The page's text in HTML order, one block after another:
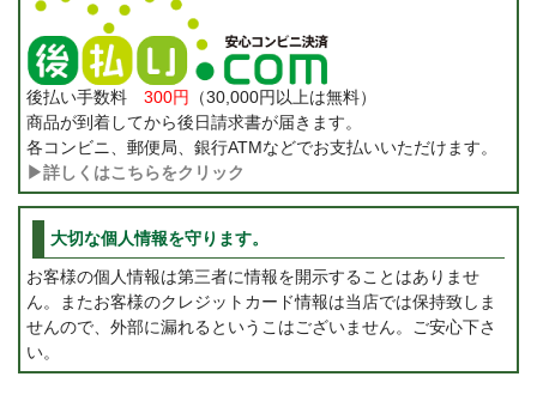
後払い手数料 300円
（30,000円以上は無料）
商品が到着してから後日請求書が届きます。
各コンビニ、郵便局、銀行ATMなどでお支払いいただけます。
▶詳しくはこちらをクリック
大切な個人情報を守ります。
お客様の個人情報は第三者に情報を開示することはありませ
ん。またお客様のクレジットカード情報は当店では保持致しま
せんので、外部に漏れるというこはございません。ご安心下さ
い。